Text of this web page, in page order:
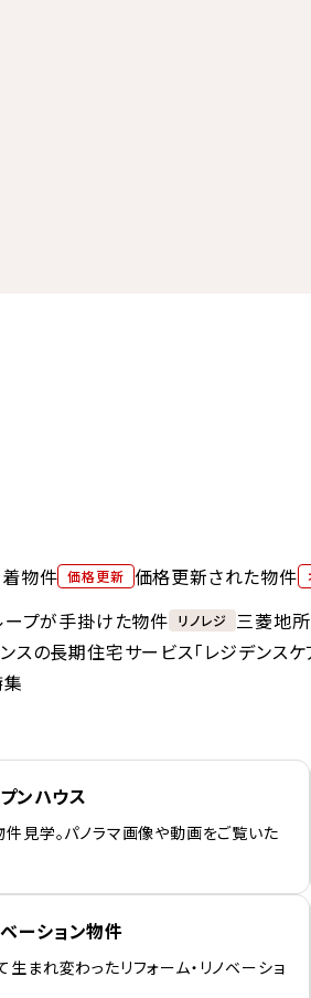
物件 価格更新 価格更新された物件
プが手掛けた物件 リノレジ 三菱地所
スの長期住宅サービス「レジデンス
ンハウス
見学。パノラマ画像や動画をご覧いた
ベーション物件
生まれ変わったリフォーム・リノベーショ